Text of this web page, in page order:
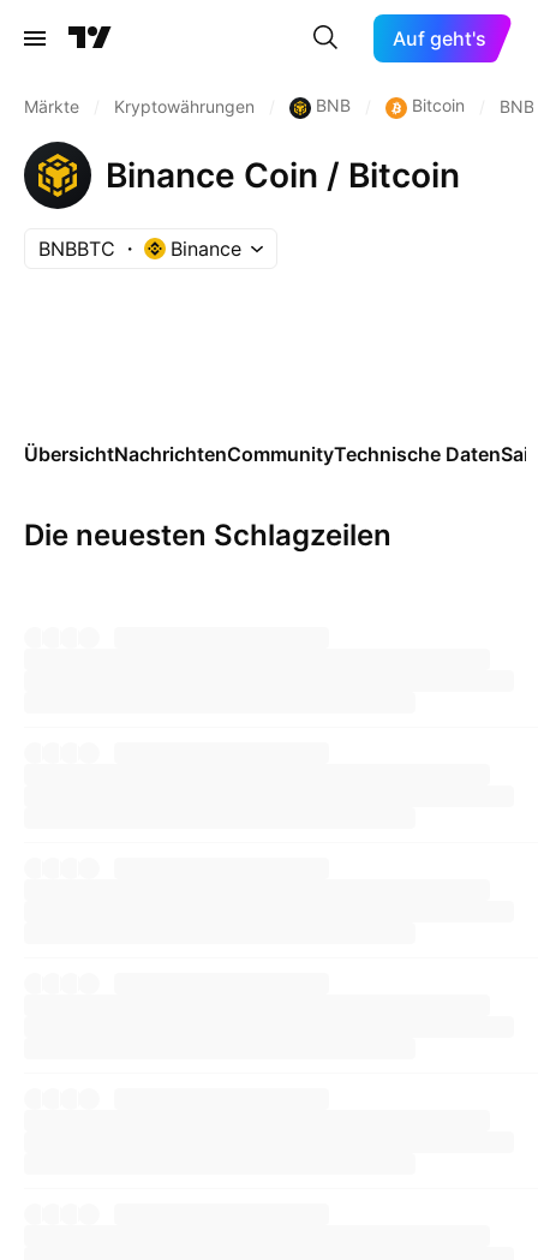
Auf geht's
Märkte Kryptowährungen BNB Bitcoin
Binance Coin / Bitcoin
BNBBTC Binance
ÜbersichtNachrichtenCommunityTechnische Daten
Die neuesten Schlagzeilen